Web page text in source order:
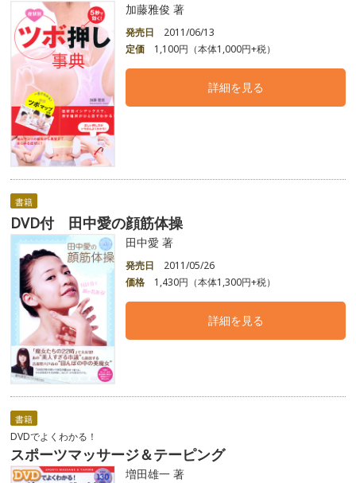
加藤雅俊 著
発売日
2011/06/13
定価
1,100円（本体1,000円+税）
詳細を見る
書籍
DVD付 田中愛の顔筋体操
田中愛 著
発売日
2011/05/26
価格
1,430円（本体1,300円+税）
詳細を見る
書籍
DVDでよくわかる！
スポーツマッサージ＆テーピング
増田雄一 著